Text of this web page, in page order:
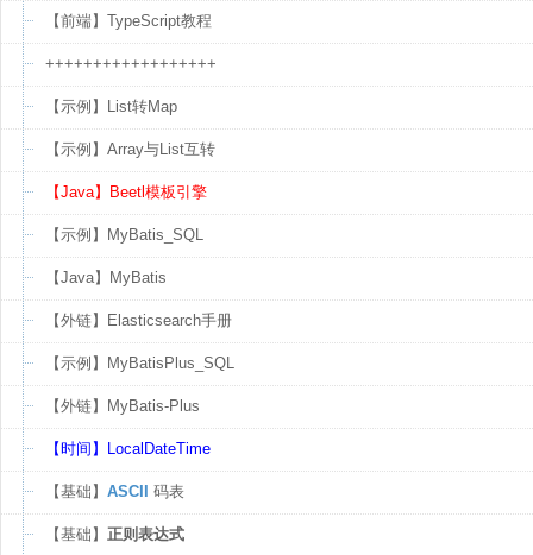
【前端】TypeScript教程
++++++++++++++++++
【示例】List转Map
【示例】Array与List互转
【Java】Beetl模板引擎
【示例】MyBatis_SQL
【Java】MyBatis
【外链】Elasticsearch手册
【示例】MyBatisPlus_SQL
【外链】MyBatis-Plus
【时间】LocalDateTime
【基础】 ASCII 码表
【基础】 正则表达式